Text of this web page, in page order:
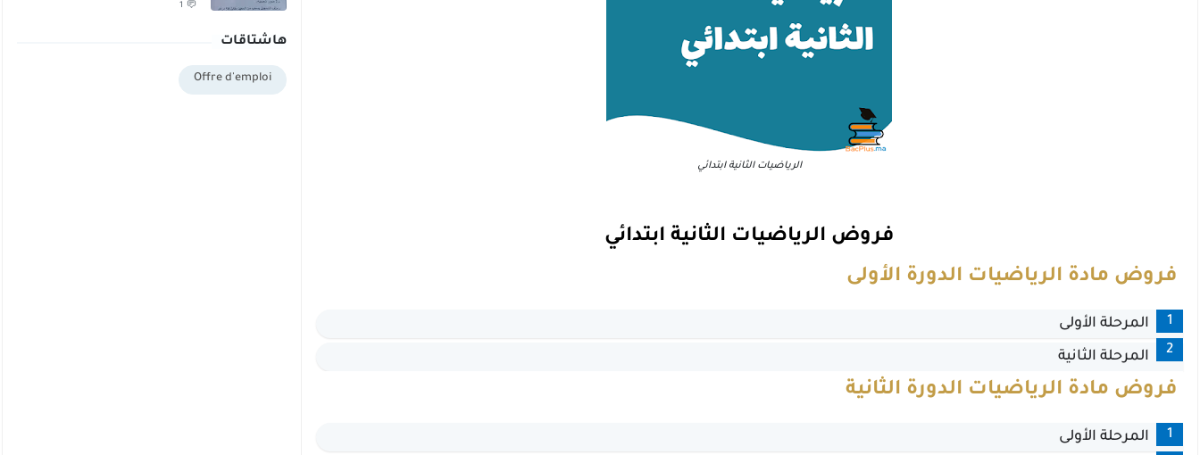
الرياضيات الثانية ابتدائي
فروض الرياضيات الثانية ابتدائي
فروض مادة الرياضيات الدورة الأولى
1 المرحلة الأولى
2 المرحلة الثانية
فروض مادة الرياضيات الدورة الثانية
1 المرحلة الأولى
1
هاشتاقات
Offre d'emploi